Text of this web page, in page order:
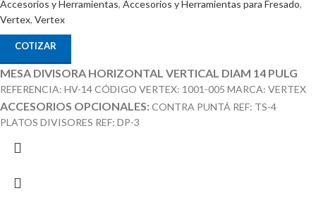
Accesorios y Herramientas, Accesorios y Herramientas para Fresado,
Vertex, Vertex
COTIZAR
MESA DIVISORA HORIZONTAL VERTICAL DIAM 14 PULG
REFERENCIA: HV-14 CÓDIGO VERTEX: 1001-005 MARCA: VERTEX
ACCESORIOS OPCIONALES:CONTRA PUNTÁ REF: TS-4
PLATOS DIVISORES REF: DP-3